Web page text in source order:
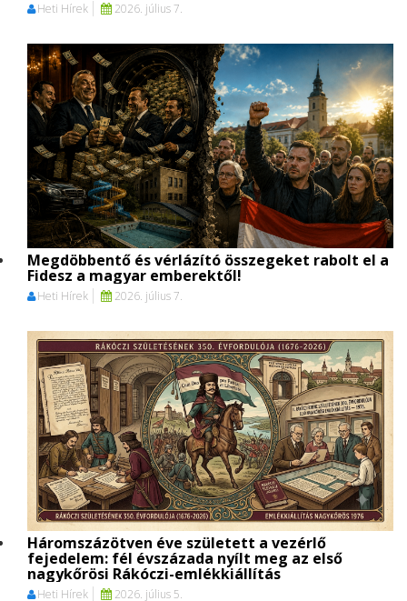
Heti Hírek 2026. július 7.
Megdöbbentő és vérlázító összegeket rabolt el a
Fidesz a magyar emberektől!
Heti Hírek 2026. július 7.
Háromszázötven éve született a vezérlő
fejedelem: fél évszázada nyílt meg az első
nagykőrösi Rákóczi-emlékkiállítás
Heti Hírek 2026. július 5.